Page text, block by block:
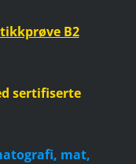
B2
sertifiserte
mat,